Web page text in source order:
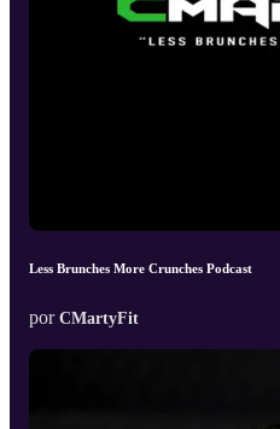
Less Brunches More Crunches Podcast
por CMartyFit